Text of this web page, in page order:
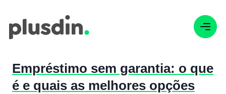
Empréstimo sem garantia: o que
é e quais as melhores opções